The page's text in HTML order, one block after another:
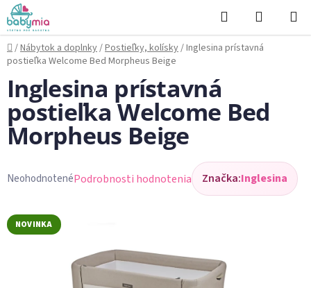
Prejsť
na
obsah
Hľadať
KOŠÍK
Domov
/Nábytok a doplnky/Postieľky, kolísky/Inglesina prístavná
postieľka Welcome Bed Morpheus Beige
Inglesina prístavná
postieľka Welcome Bed
Morpheus Beige
Priemerné
produktu
NeohodnotenéPodrobnosti hodnotenia Značka:Inglesina
NOVINKA